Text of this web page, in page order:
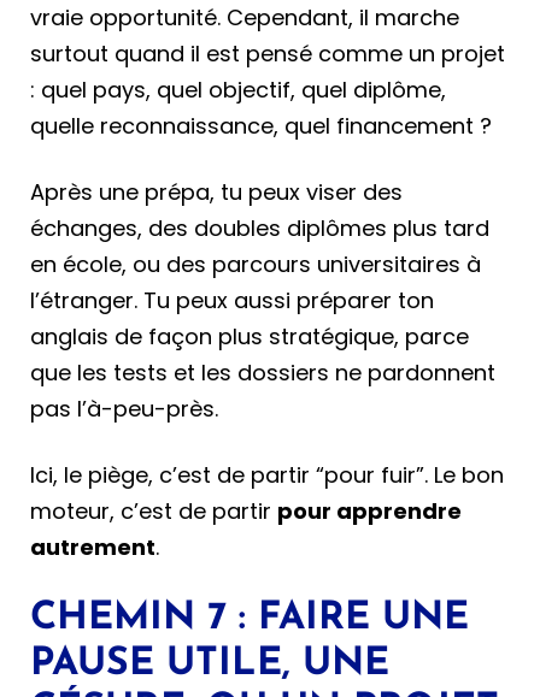
vraie opportunité. Cependant, il marche
surtout quand il est pensé comme un projet
: quel pays, quel objectif, quel diplôme,
quelle reconnaissance, quel financement ?
Après une prépa, tu peux viser des
échanges, des doubles diplômes plus tard
en école, ou des parcours universitaires à
l’étranger. Tu peux aussi préparer ton
anglais de façon plus stratégique, parce
que les tests et les dossiers ne pardonnent
pas l’à-peu-près.
Ici, le piège, c’est de partir “pour fuir”. Le bon
moteur, c’est de partir pour apprendre
autrement.
CHEMIN 7 : FAIRE UNE
PAUSE UTILE, UNE